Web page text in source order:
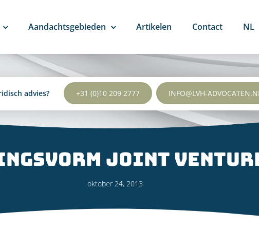
advies? +31 (0)10 209 2777 INFO@LVH-
Aandachtsgebieden Artikelen Contact NL
joint
oktober 24, 2013